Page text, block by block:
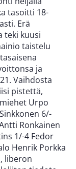
tasoitti 18-
Erä
teki kuusi
taistelu
ja
Vaihdosta
pistettä,
Urpo
6/-
Ronkainen
1/-4 Fedor
Henrik Porkka
liberon